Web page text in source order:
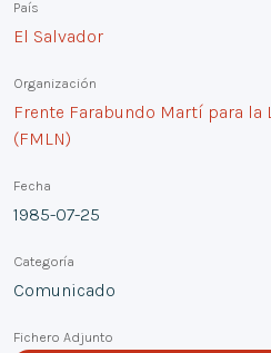
País
El Salvador
Organización
Frente Farabundo Martí para la
(FMLN)
Fecha
1985-07-25
Categoría
Comunicado
Fichero Adjunto